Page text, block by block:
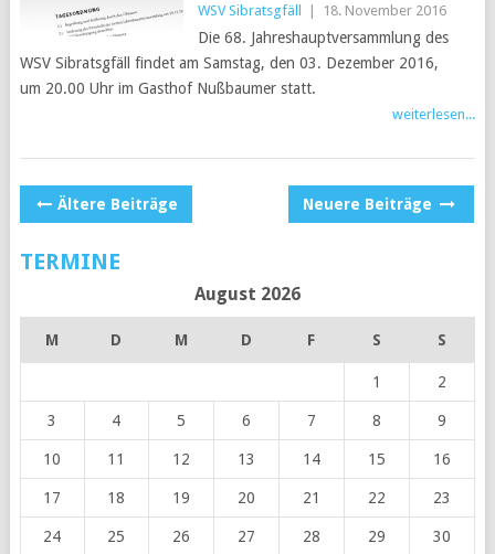
WSV Sibratsgfäll 18. November 2016
Die 68. Jahreshauptversammlung des
WSV Sibratsgfäll findet am Samstag, den 03. Dezember 2016,
um 20.00 Uhr im Gasthof Nußbaumer statt.
weiterlesen...
POSTS
Ältere Beiträge Neuere Beiträge
TERMINE
August 2026
M D M D F S S
1 2
3 4 5 6 7 8 9
10 11 12 13 14 15 16
17 18 19 20 21 22 23
24 25 26 27 28 29 30